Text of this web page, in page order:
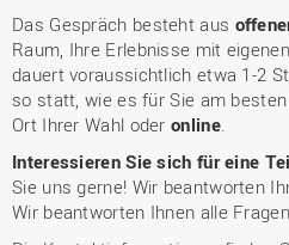
Das Gespräch besteht aus
Raum, Ihre Erlebnisse mit
dauert voraussichtlich etwa 1-2
so statt, wie es für Sie am
Ort Ihrer Wahl oderonline.
Interessieren Sie sich für eine
Sie uns gerne! Wir beantworten
Wir beantworten Ihnen alle